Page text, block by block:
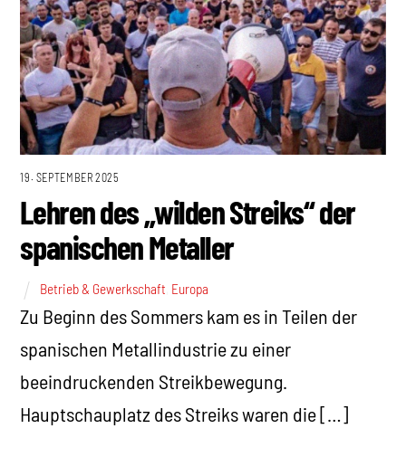
19. SEPTEMBER 2025
Lehren des „wilden Streiks“ der
spanischen Metaller
Betrieb & Gewerkschaft Europa
Zu Beginn des Sommers kam es in Teilen der
spanischen Metallindustrie zu einer
beeindruckenden Streikbewegung.
Hauptschauplatz des Streiks waren die […]